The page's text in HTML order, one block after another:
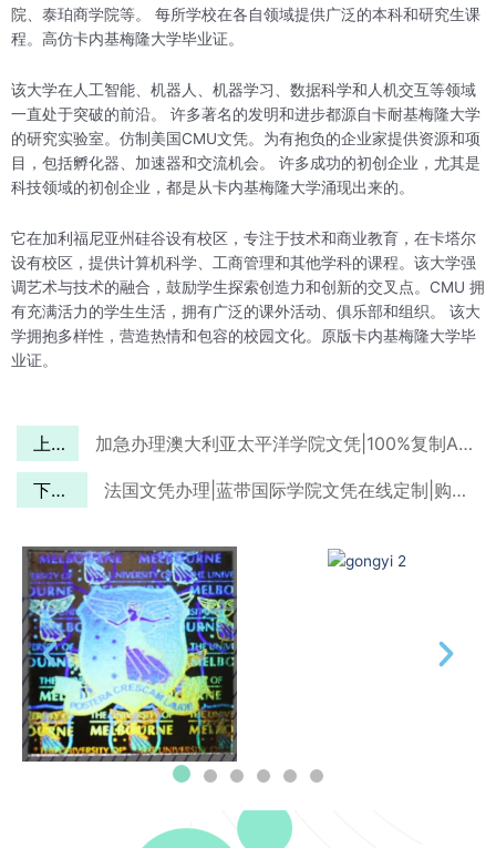
院、泰珀商学院等。 每所学校在各自领域提供广泛的本科和研究生课
程。高仿卡内基梅隆大学毕业证。
该大学在人工智能、机器人、机器学习、数据科学和人机交互等领域
一直处于突破的前沿。 许多著名的发明和进步都源自卡耐基梅隆大学
的研究实验室。仿制美国CMU文凭。为有抱负的企业家提供资源和项
目，包括孵化器、加速器和交流机会。 许多成功的初创企业，尤其是
科技领域的初创企业，都是从卡内基梅隆大学涌现出来的。
它在加利福尼亚州硅谷设有校区，专注于技术和商业教育，在卡塔尔
设有校区，提供计算机科学、工商管理和其他学科的课程。该大学强
调艺术与技术的融合，鼓励学生探索创造力和创新的交叉点。CMU 拥
有充满活力的学生生活，拥有广泛的课外活动、俱乐部和组织。 该大
学拥抱多样性，营造热情和包容的校园文化。原版卡内基梅隆大学毕
业证。
上一篇 加急办理澳大利亚太平洋学院文凭|100%复制Australian Pacific College (APC)大学毕业证
下一篇 法国文凭办理|蓝带国际学院文凭在线定制|购买蓝带国际学院毕业证